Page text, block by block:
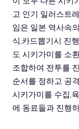
고 인기 일러스트
임은 일본 역사속
식,카드뽑기시 진
도 시키가미를 소
조합하여 전투를
순서를 정하고 공
시키가미를 수집,
에 동료들과 진행